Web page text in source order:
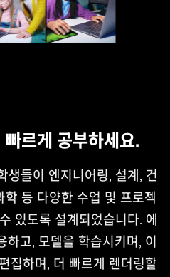
르게 공부하세요.
생들이 엔지니어링, 설계, 건
등 다양한 수업 및 프로젝
있도록 설계되었습니다. 에
고, 모델을 학습시키며, 이
집하며, 더 빠르게 렌더링할